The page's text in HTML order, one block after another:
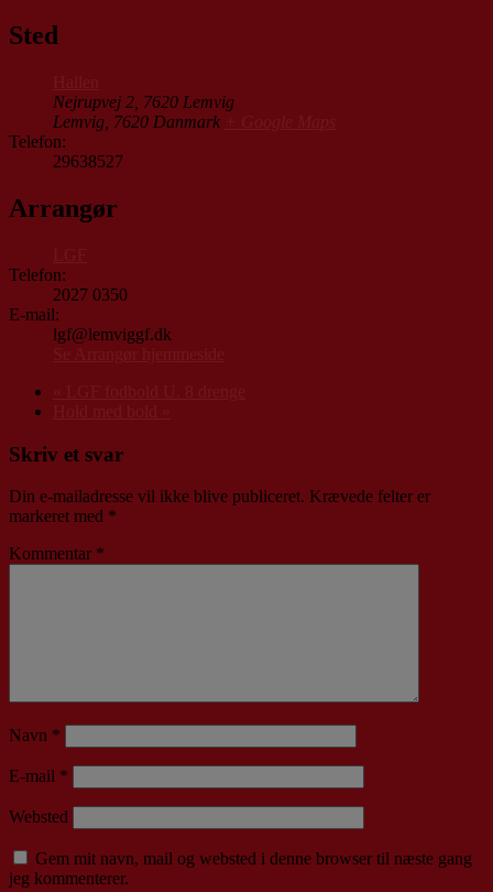
Sted
Nejrupvej 2, 7620 Lemvig
Lemvig 7620 Danmark
Telefon:
29638527
Arrangør
Telefon:
2027 0350
E-mail:
lgf@lemviggf.dk
Skriv et svar
Din e-mailadresse vil ikke blive publiceret. Krævede felter er
markeret med *
Kommentar *
Navn *
E-mail *
Websted
Gem mit navn, mail og websted i denne browser til næste gang
jeg kommenterer.